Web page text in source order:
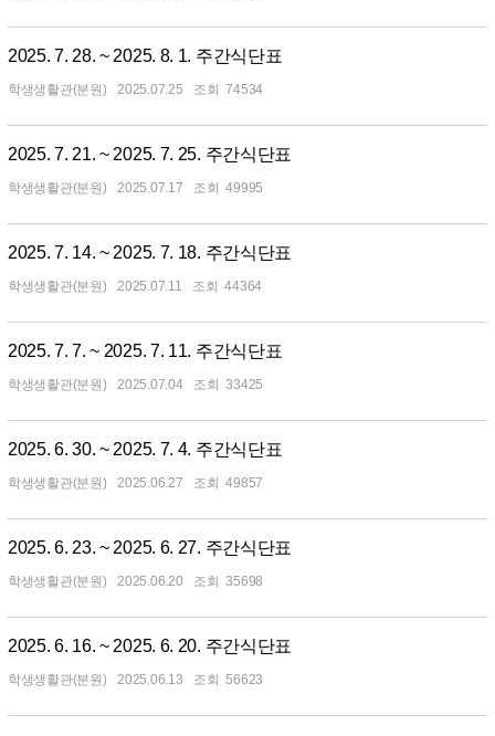
2025. 7. 28. ~ 2025. 8. 1. 주간식단표
학생생활관(분원) 2025.07.25 74534
2025. 7. 21. ~ 2025. 7. 25. 주간식단표
학생생활관(분원) 2025.07.17 49995
2025. 7. 14. ~ 2025. 7. 18. 주간식단표
학생생활관(분원) 2025.07.11 44364
2025. 7. 7. ~ 2025. 7. 11. 주간식단표
학생생활관(분원) 2025.07.04 33425
2025. 6. 30. ~ 2025. 7. 4. 주간식단표
학생생활관(분원) 2025.06.27 49857
2025. 6. 23. ~ 2025. 6. 27. 주간식단표
학생생활관(분원) 2025.06.20 35698
2025. 6. 16. ~ 2025. 6. 20. 주간식단표
학생생활관(분원) 2025.06.13 56623